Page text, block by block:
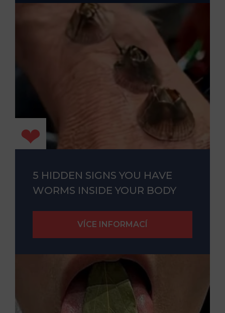
5 HIDDEN SIGNS YOU HAVE
WORMS INSIDE YOUR BODY